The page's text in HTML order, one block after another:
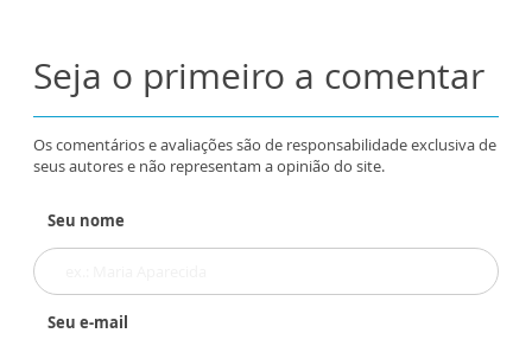
Seja o primeiro a comentar
Os comentários e avaliações são de responsabilidade exclusiva de
seus autores e não representam a opinião do site.
Seu nome
Seu e-mail